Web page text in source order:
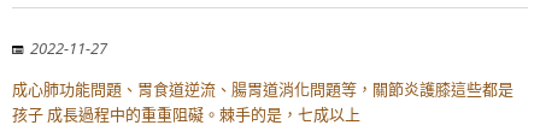
2022-11-27
成心肺功能問題、胃食道逆流、腸胃道消化問題等，關節炎護膝這些都是
孩子 成長過程中的重重阻礙。棘手的是，七成以上